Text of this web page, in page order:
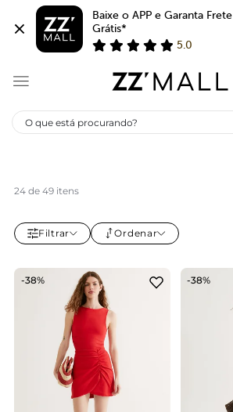
Baixe o APP e Garanta Frete
Grátis*
5.0
SAIA CURTA
24 de 49 itens
Filtrar Ordenar
-38% -38%